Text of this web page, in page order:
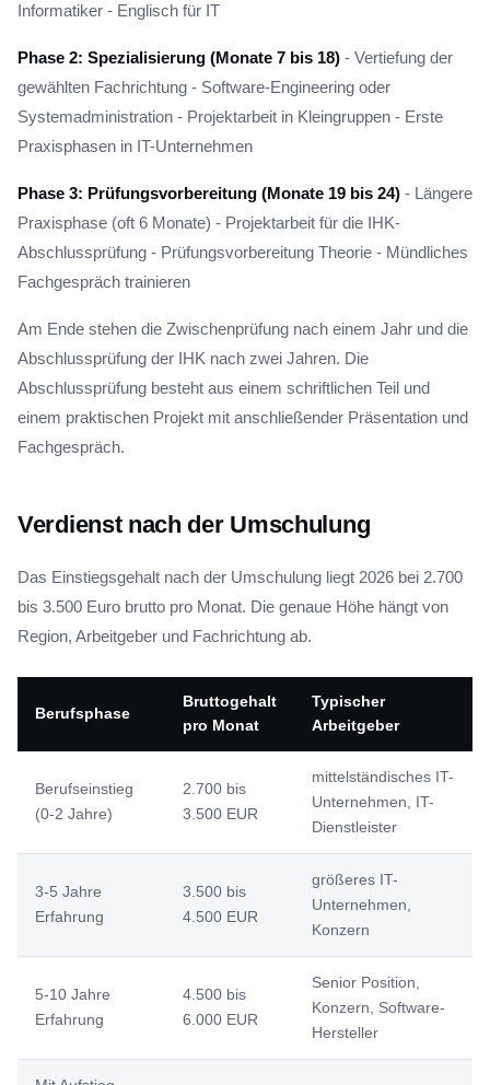
Informatiker - Englisch für IT
Phase 2: Spezialisierung (Monate 7 bis 18) - Vertiefung der
gewählten Fachrichtung - Software-Engineering oder
Systemadministration - Projektarbeit in Kleingruppen - Erste
Praxisphasen in IT-Unternehmen
Phase 3: Prüfungsvorbereitung (Monate 19 bis 24) - Längere
Praxisphase (oft 6 Monate) - Projektarbeit für die IHK-
Abschlussprüfung - Prüfungsvorbereitung Theorie - Mündliches
Fachgespräch trainieren
Am Ende stehen die Zwischenprüfung nach einem Jahr und die
Abschlussprüfung der IHK nach zwei Jahren. Die
Abschlussprüfung besteht aus einem schriftlichen Teil und
einem praktischen Projekt mit anschließender Präsentation und
Fachgespräch.
Verdienst nach der Umschulung
Das Einstiegsgehalt nach der Umschulung liegt 2026 bei 2.700
bis 3.500 Euro brutto pro Monat. Die genaue Höhe hängt von
Region, Arbeitgeber und Fachrichtung ab.
Berufsphase
Bruttogehalt
pro Monat
Typischer
Arbeitgeber
Berufseinstieg
(0-2 Jahre)
2.700 bis
3.500 EUR
mittelständisches IT-
Unternehmen, IT-
Dienstleister
3-5 Jahre
Erfahrung
3.500 bis
4.500 EUR
größeres IT-
Unternehmen,
Konzern
5-10 Jahre
Erfahrung
4.500 bis
6.000 EUR
Senior Position,
Konzern, Software-
Hersteller